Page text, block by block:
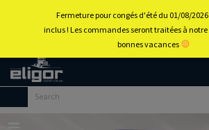
Fermeture pour congés d'été du 01/08/
inclus ! Les commandes seront traitées à notre
bonnes vacances